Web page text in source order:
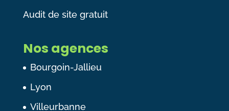
Audit de site gratuit
Nos agences
Bourgoin-Jallieu
Lyon
Villeurbanne